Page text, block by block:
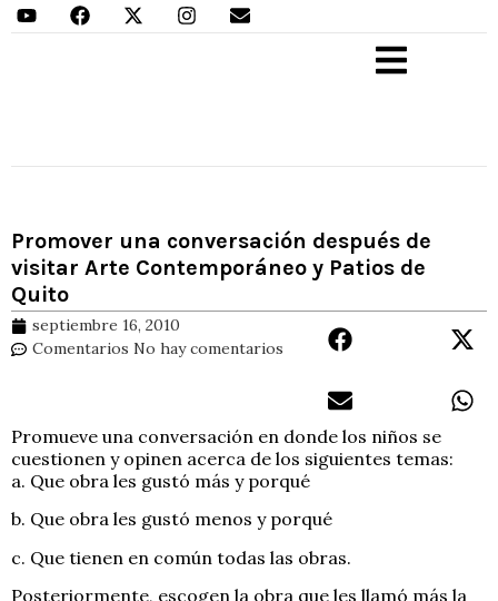
Promover una conversación después de
visitar Arte Contemporáneo y Patios de
Quito
septiembre 16, 2010
Comentarios No hay comentarios
Promueve una conversación en donde los niños se
cuestionen y opinen acerca de los siguientes temas:
a. Que obra les gustó más y porqué
b. Que obra les gustó menos y porqué
c. Que tienen en común todas las obras.
Posteriormente, escogen la obra que les llamó más la